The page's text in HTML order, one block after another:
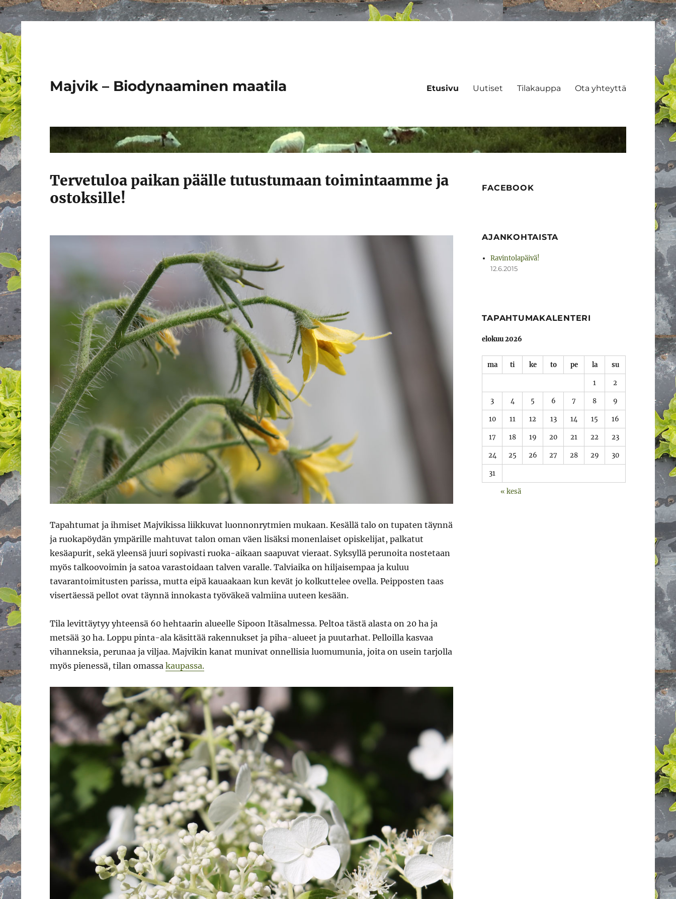
Majvik – Biodynaaminen maatila Etusivu Uutiset Tilakauppa Ota yhteyttä
Tervetuloa paikan päälle tutustumaan toimintaamme ja
ostoksille!
Tapahtumat ja ihmiset Majvikissa liikkuvat luonnonrytmien mukaan. Kesällä talo on tupaten täynnä
ja ruokapöydän ympärille mahtuvat talon oman väen lisäksi monenlaiset opiskelijat, palkatut
kesäapurit, sekä yleensä juuri sopivasti ruoka-aikaan saapuvat vieraat. Syksyllä perunoita nostetaan
myös talkoovoimin ja satoa varastoidaan talven varalle. Talviaika on hiljaisempaa ja kuluu
tavarantoimitusten parissa, mutta eipä kauaakaan kun kevät jo kolkuttelee ovella. Peipposten taas
visertäessä pellot ovat täynnä innokasta työväkeä valmiina uuteen kesään.
Tila levittäytyy yhteensä 60 hehtaarin alueelle Sipoon Itäsalmessa. Peltoa tästä alasta on 20 ha ja
metsää 30 ha. Loppu pinta-ala käsittää rakennukset ja piha-alueet ja puutarhat. Pelloilla kasvaa
vihanneksia, perunaa ja viljaa. Majvikin kanat munivat onnellisia luomumunia, joita on usein tarjolla
myös pienessä, tilan omassakaupassa.
FACEBOOK
AJANKOHTAISTA
Ravintolapäivä!
12.6.2015
TAPAHTUMAKALENTERI
elokuu 2026
ma ti ke to pe la su
1 2
3 4 5 6 7 8 9
10 11 12 13 14 15 16
17 18 19 20 21 22 23
24 25 26 27 28 29 30
31
« kesä